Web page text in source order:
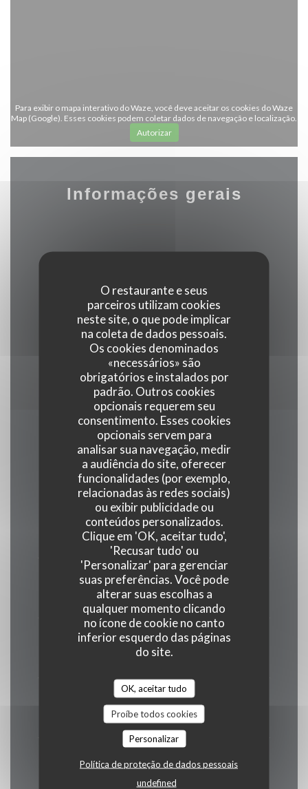
O restaurante e seus
parceiros utilizam cookies
neste site, o que pode implicar
na coleta de dados pessoais.
Os cookies denominados
«necessários» são
obrigatórios e instalados por
padrão. Outros cookies
opcionais requerem seu
consentimento. Esses cookies
opcionais servem para
analisar sua navegação, medir
a audiência do site, oferecer
funcionalidades (por exemplo,
relacionadas às redes sociais)
ou exibir publicidade ou
conteúdos personalizados.
Clique em 'OK, aceitar tudo',
'Recusar tudo' ou
'Personalizar' para gerenciar
suas preferências. Você pode
alterar suas escolhas a
qualquer momento clicando
no ícone de cookie no canto
inferior esquerdo das páginas
do site.
OK, aceitar tudo
Proíbe todos cookies
Personalizar
Política de proteção de dados pessoais
undefined
Para exibir o mapa interativo do Waze, você deve aceitar os cookies do Waze
Map (Google). Esses cookies podem coletar dados de navegação e localização.
Autorizar
Informações gerais
Serviços
Métodos de pagamento
Visa, Títulos de restaurante, Maestro,
Eurocard/Mastercard, Dinheiro, Cheques de
férias, Cheques, Cartão Azul, American Express
Horário de abertura
Seg-Ter
Fechado
Qua-Sex
12:00 - 13:30 * • 19:00 - 20:30 *
Sábado
12:00 - 13:30 * • 19:00 - 21:00 *
Domingo
12:00 - 13:30 *
* Reservas apenas